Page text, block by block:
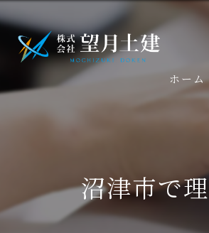
ホーム
沼津市で